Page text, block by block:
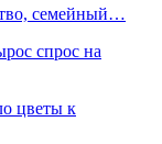
семейный…
спрос на
цветы к